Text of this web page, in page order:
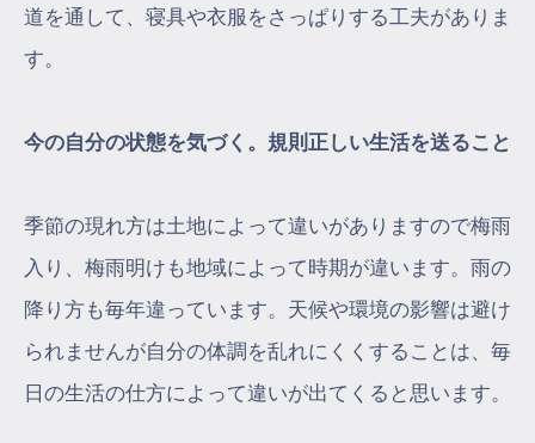
道を通して、寝具や衣服をさっぱりする工夫がありま
す。
今の自分の状態を気づく。規則正しい生活を送ること
季節の現れ方は土地によって違いがありますので梅雨
入り、梅雨明けも地域によって時期が違います。雨の
降り方も毎年違っています。天候や環境の影響は避け
られませんが自分の体調を乱れにくくすることは、毎
日の生活の仕方によって違いが出てくると思います。